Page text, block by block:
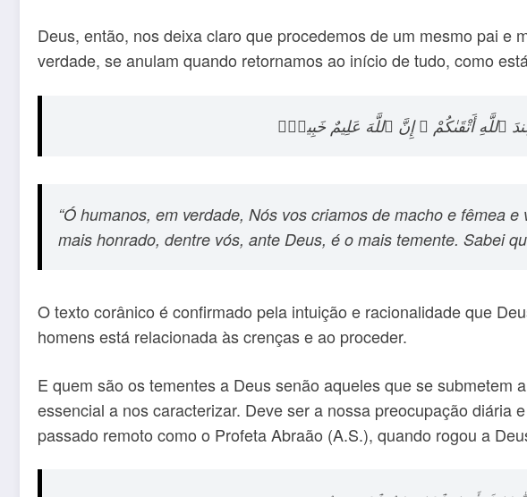
Deus, então, nos deixa claro que procedemos de um mesmo pai
verdade, se anulam quando retornamos ao início de tudo, como
ٱللَّهِ أَتْقَىٰكُمْ ۚ إِنَّ ٱللَّهَ عَلِيمٌ خَبِيرٌۭ
“Ó humanos, em verdade, Nós vos criamos de macho e fêmea
mais honrado, dentre vós, ante Deus, é o mais temente. Sabei
O texto corânico é confirmado pela intuição e racionalidade que
homens está relacionada às crenças e ao proceder.
E quem são os tementes a Deus senão aqueles que se
essencial a nos caracterizar. Deve ser a nossa preocupação
passado remoto como o Profeta Abraão (A.S.), quando rogou a